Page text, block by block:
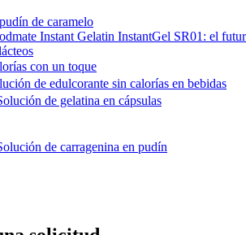
de caramelo
Instant Gelatin InstantGel SR01: el
con un toque
de edulcorante sin calorías en bebidas
de gelatina en cápsulas
de carragenina en pudín